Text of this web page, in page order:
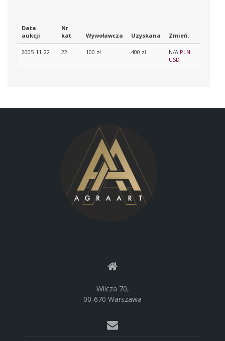
Data
aukcji
Nr
kat
Wywoławcza Uzyskana Zmień:
2005-11-22 22 100 zł 400 zł N/A PLN
USD
Wilcza 70,
00-670 Warszawa